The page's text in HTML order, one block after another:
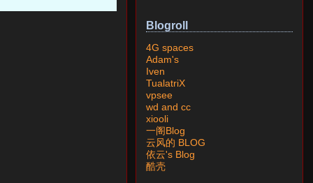
Blogroll
4G spaces
Adam's
Iven
TualatriX
vpsee
wd and cc
xiooli
一阁Blog
云风的 BLOG
依云's Blog
酷壳